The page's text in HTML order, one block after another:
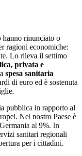
rinunciato o
ragioni economiche:
Lo rileva il settimo
privata e
spesa sanitaria
di euro ed è sostenuta
pubblica in rapporto al
Nel nostro Paese è
al 9%. In
sanitari regionali
per i cittadini.